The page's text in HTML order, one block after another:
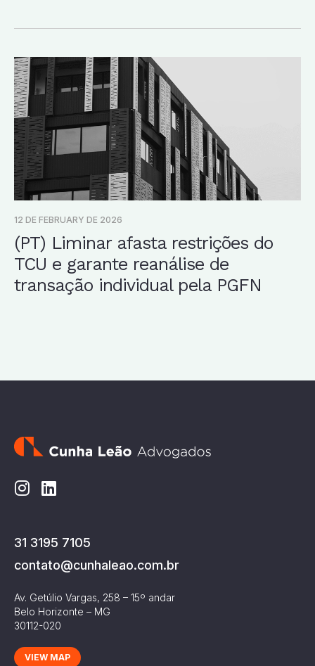
12 DE FEBRUARY DE 2026
(PT) Liminar afasta restrições do
TCU e garante reanálise de
transação individual pela PGFN
31 3195 7105
contato@cunhaleao.com.br
Av. Getúlio Vargas, 258 – 15º andar
Belo Horizonte – MG
30112-020
VIEW MAP